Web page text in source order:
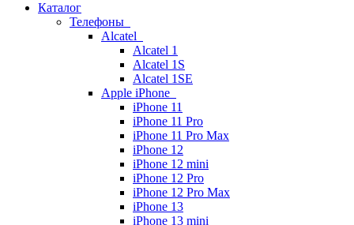
Каталог
Телефоны
Alcatel
Alcatel 1
Alcatel 1S
Alcatel 1SE
Apple iPhone
iPhone 11
iPhone 11 Pro
iPhone 11 Pro Max
iPhone 12
iPhone 12 mini
iPhone 12 Pro
iPhone 12 Pro Max
iPhone 13
iPhone 13 mini